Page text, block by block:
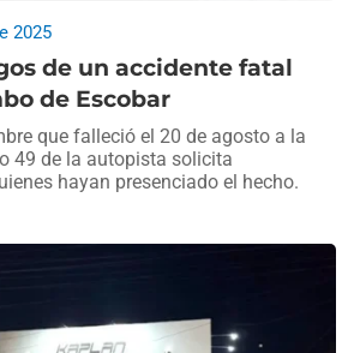
de un accidente fatal
de Escobar
2025
que falleció el 20 de agosto a la
49 de la autopista solicita
hayan presenciado el hecho.